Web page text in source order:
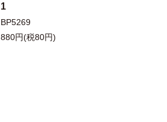
1
BP5269
880円(税80円)